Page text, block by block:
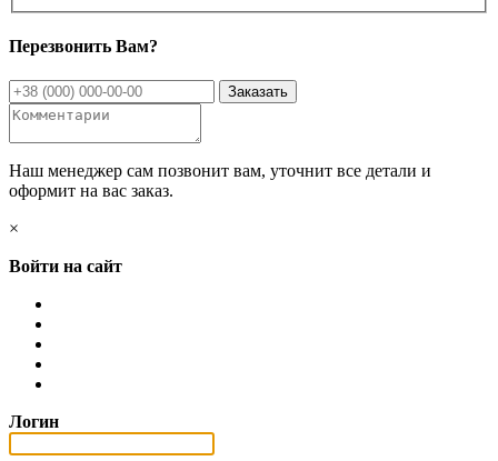
Перезвонить Вам?
Наш менеджер сам позвонит вам, уточнит все детали и
оформит на вас заказ.
×
Войти на сайт
Логин